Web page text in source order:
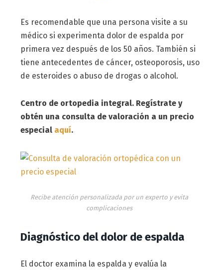
Es recomendable que una persona visite a su
médico si experimenta dolor de espalda por
primera vez después de los 50 años. También si
tiene antecedentes de cáncer, osteoporosis, uso
de esteroides o abuso de drogas o alcohol.
Centro de ortopedia integral. Regístrate y
obtén una consulta de valoración a un precio
especial aquí.
Recibe atención personalizada por un experto y evita
complicaciones
Diagnóstico del dolor de espalda
El doctor examina la espalda y evalúa la